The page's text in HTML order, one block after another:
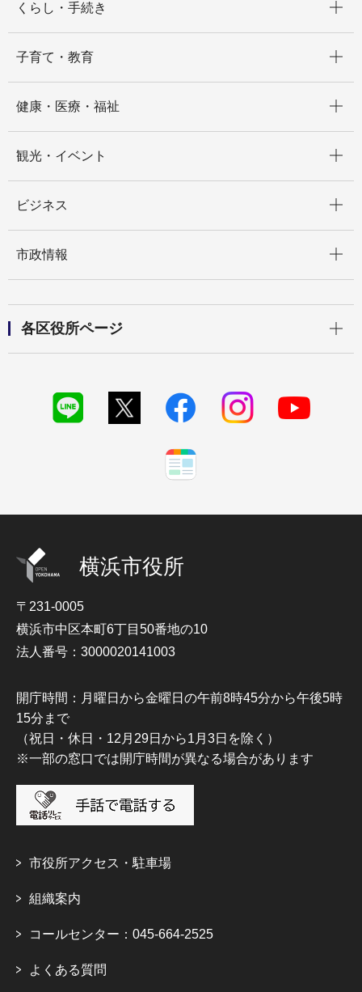
くらし・手続き
子育て・教育
健康・医療・福祉
観光・イベント
ビジネス
市政情報
各区役所ページ
横浜市役所
〒231-0005
横浜市中区本町6丁目50番地の10
法人番号：3000020141003
開庁時間：月曜日から金曜日の午前8時45分から午後5時
15分まで
（祝日・休日・12月29日から1月3日を除く）
※一部の窓口では開庁時間が異なる場合があります
市役所アクセス・駐車場
組織案内
コールセンター：045-664-2525
よくある質問